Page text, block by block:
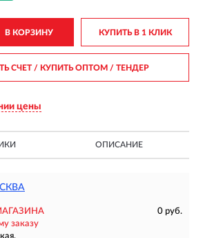
В КОРЗИНУ КУПИТЬ В 1 КЛИК
СЧЕТ / КУПИТЬ ОПТОМ/ ТЕНДЕР
цены
ОПИСАНИЕ
0 руб.
заказу